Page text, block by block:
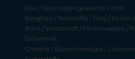
Bau / Baunebengewerbe / Holz
Bergbau / Rohstoffe / Glas /
Büro / Wirtschaft / Finanzwesen /
Sicherheit
Chemie / Biotechnologie /